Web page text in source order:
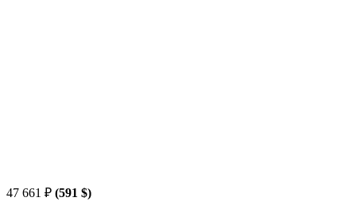
47 661 ₽ (591 $)